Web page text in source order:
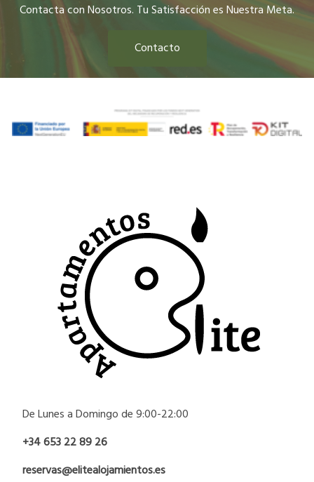
Contacta con Nosotros. Tu Satisfacción es Nuestra Meta.
Contacto
De Lunes a Domingo de 9:00-22:00
+34 653 22 89 26
reservas@elitealojamientos.es